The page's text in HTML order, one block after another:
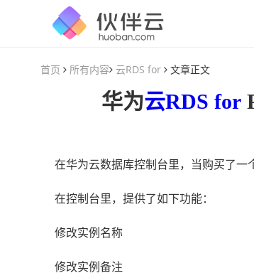
首页 所有内容 云RDS for 文章正文
华为云RDS for
在华为云数据库控制台里，当购买了一
在控制台里，提供了如下功能：
修改实例名称
修改实例备注